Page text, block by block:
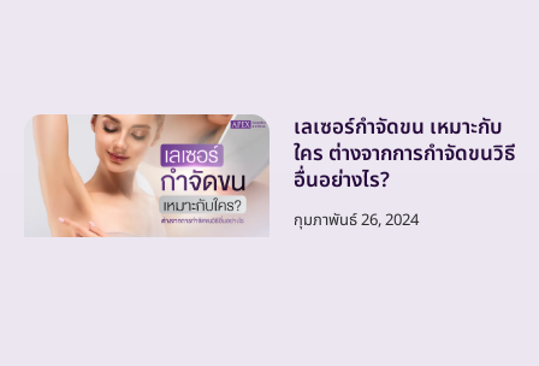
เลเซอร์กำจัดขน เหมาะกับ
ใคร ต่างจากการกำจัดขนวิธี
อื่นอย่างไร?
กุมภาพันธ์ 26, 2024